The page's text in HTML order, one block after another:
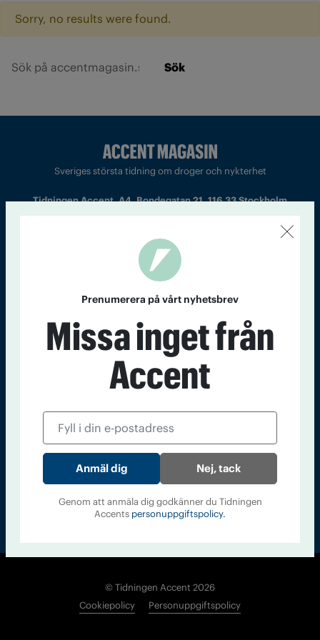
Sorry, no results were found.
Sök
Sveriges största tidning om droger och nykterhet
Tidningen Accent, A4, Bondegatan 21, 116 33 Stockholm
Chefredaktör och ansvarig utgivare: Barbro Janson Lundkvist,
barbro@a4.se.
Kontakt Om Tidningen Tidningsarkiv In English
Läs tidigare
Accent
© Tidningen Accent 2026
Cookiepolicy
Personuppgiftspolicy
Prenumerera på vårt nyhetsbrev
Missa inget från
Accent
Nej, tack
Genom att anmäla dig godkänner du Tidningen
Accents personuppgiftspolicy.